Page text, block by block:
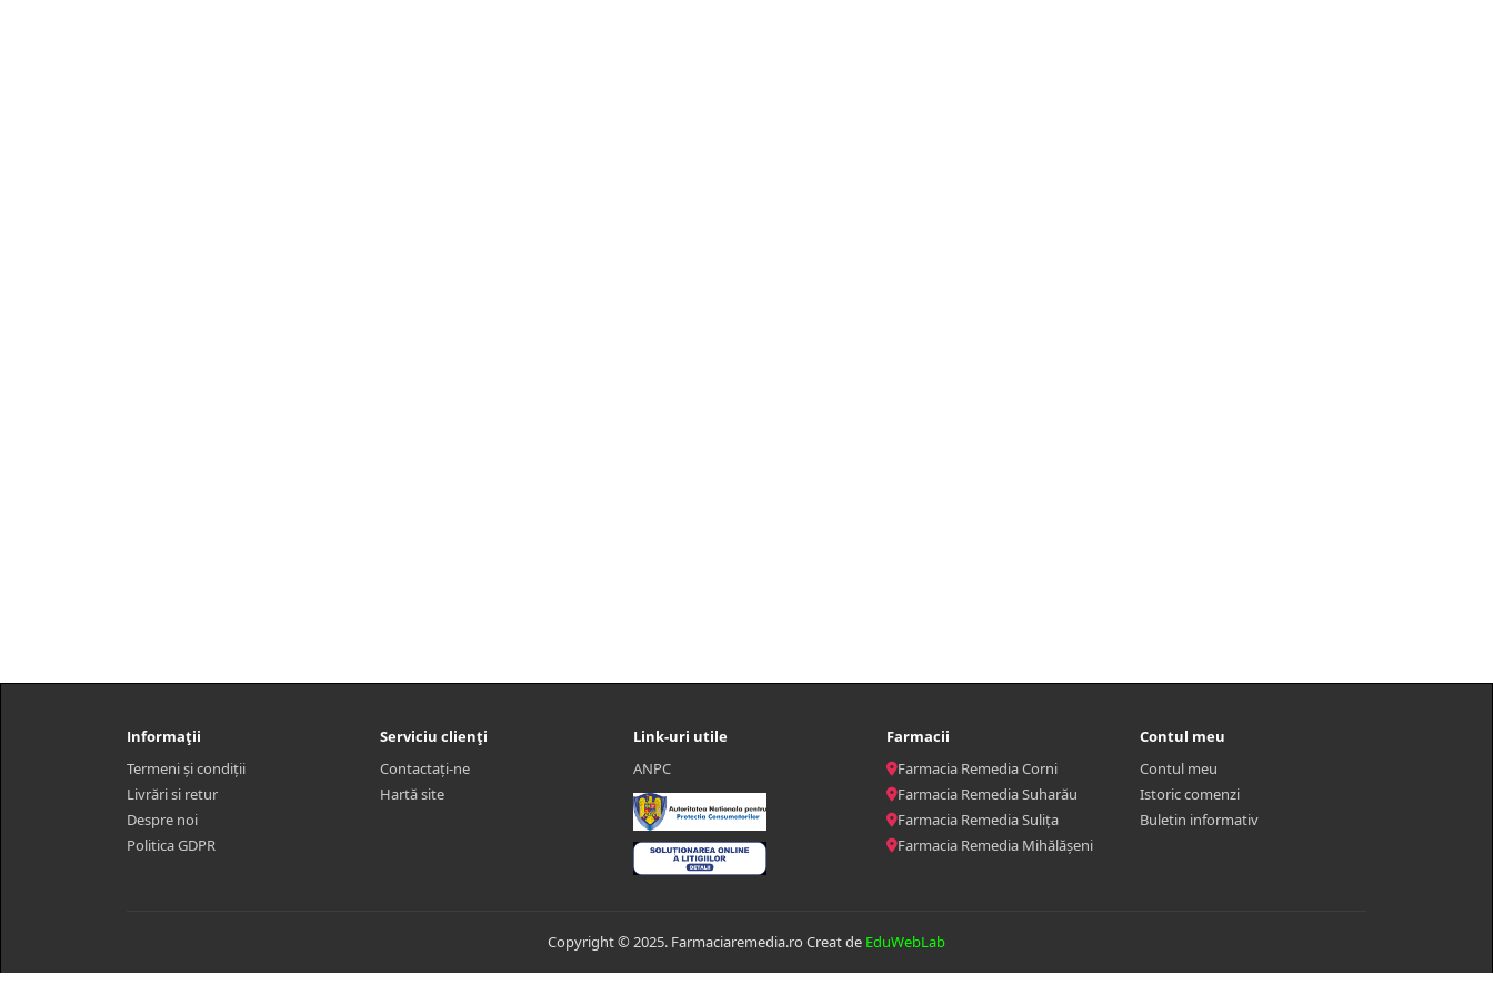
Informații
Termeni și condiții
Livrări si retur
Despre noi
Politica GDPR
Serviciu clienți
Contactaţi-ne
Hartă site
Link-uri utile
ANPC
Farmacii
Farmacia Remedia Corni
Farmacia Remedia Suharău
Farmacia Remedia Sulița
Farmacia Remedia Mihălășeni
Contul meu
Contul meu
Istoric comenzi
Buletin informativ
Copyright © 2025. Farmaciaremedia.ro Creat de EduWebLab